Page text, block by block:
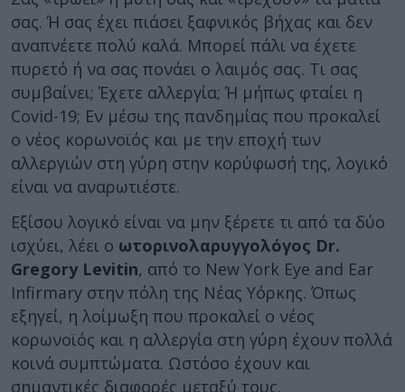
σας. Ή σας έχει πιάσει ξαφνικός βήχας και δεν
αναπνέετε πολύ καλά. Μπορεί πάλι να έχετε
πυρετό ή να σας πονάει ο λαιμός σας. Τι σας
συμβαίνει; Έχετε αλλεργία; Ή μήπως φταίει η
Covid-19; Εν μέσω της πανδημίας που προκαλεί
ο νέος κορωνοϊός και με την εποχή των
αλλεργιών στη γύρη στην κορύφωσή της, λογικό
είναι να αναρωτιέστε.
Εξίσου λογικό είναι να μην ξέρετε τι από τα δύο
ισχύει, λέει ο ωτορινολαρυγγολόγος Dr.
Gregory Levitin, από το New York Eye and Ear
Infirmary στην πόλη της Νέας Υόρκης. Όπως
εξηγεί, η λοίμωξη που προκαλεί ο νέος
κορωνοϊός και η αλλεργία στη γύρη έχουν πολλά
κοινά συμπτώματα. Ωστόσο έχουν και
σημαντικές διαφορές μεταξύ τους.